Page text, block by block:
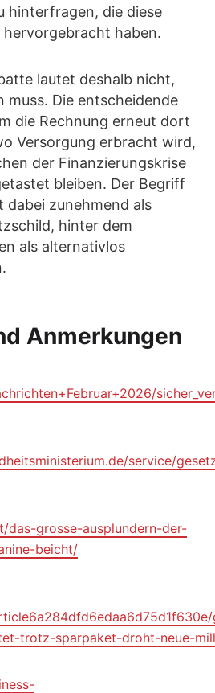
hinterfragen, die diese
haben.
lautet deshalb nicht,
muss. Die entscheidende
die Rechnung erneut dort
Versorgung erbracht wird,
der Finanzierungskrise
bleiben. Der Begriff
dabei zunehmend als
hinter dem
als alternativlos
Anmerkungen
service/
das-grosse-ausplundern-der-
beicht/
trotz-sparpaket-droht-neue-